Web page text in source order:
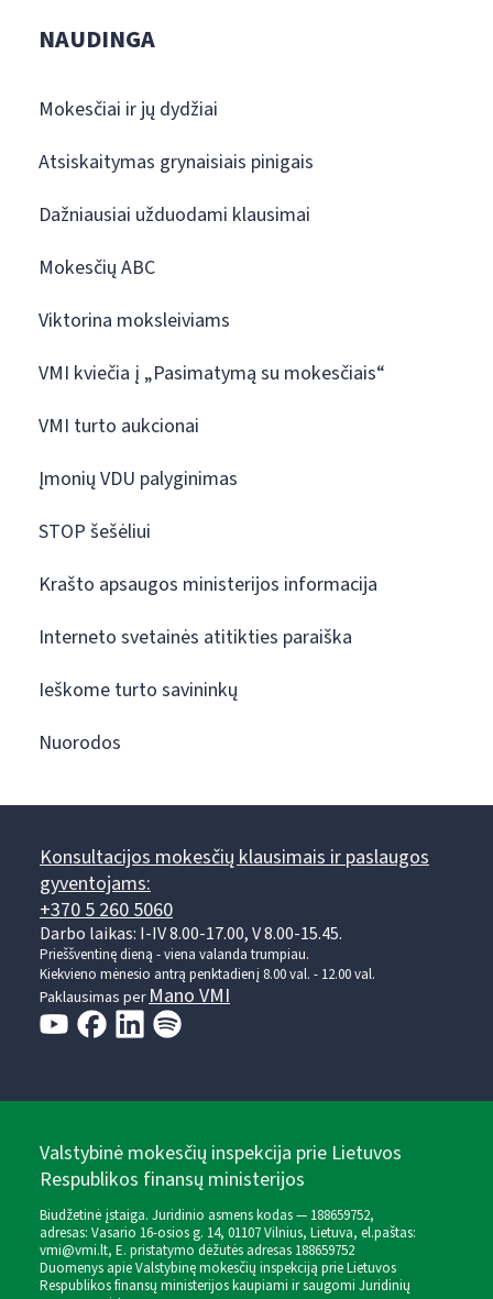
NAUDINGA
Mokesčiai ir jų dydžiai
Atsiskaitymas grynaisiais pinigais
Dažniausiai užduodami klausimai
Mokesčių ABC
Viktorina moksleiviams
VMI kviečia į „Pasimatymą su mokesčiais“
VMI turto aukcionai
Įmonių VDU palyginimas
STOP šešėliui
Krašto apsaugos ministerijos informacija
Interneto svetainės atitikties paraiška
Ieškome turto savininkų
Nuorodos
Konsultacijos mokesčių klausimais ir paslaugos
gyventojams:
+370 5 260 5060
Darbo laikas: I-IV 8.00-17.00, V 8.00-15.45.
Prieššventinę dieną - viena valanda trumpiau.
Kiekvieno mėnesio antrą penktadienį 8.00 val. - 12.00 val.
Paklausimas per Mano VMI
Valstybinė mokesčių inspekcija prie Lietuvos
Respublikos finansų ministerijos
Biudžetinė įstaiga. Juridinio asmens kodas — 188659752,
adresas: Vasario 16-osios g. 14, 01107 Vilnius, Lietuva, el.paštas:
vmi@vmi.lt, E. pristatymo dėžutės adresas 188659752
Duomenys apie Valstybinę mokesčių inspekciją prie Lietuvos
Respublikos finansų ministerijos kaupiami ir saugomi Juridinių